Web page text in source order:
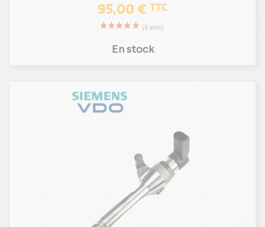
95,00 € TTC
En stock